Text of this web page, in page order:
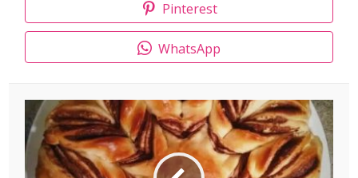
Pinterest
WhatsApp